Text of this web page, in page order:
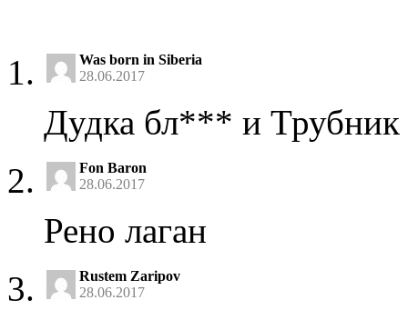
Was born in Siberia
28.06.2017
Дудка бл*** и
Fon Baron
28.06.2017
Рено лаган
Rustem Zaripov
28.06.2017